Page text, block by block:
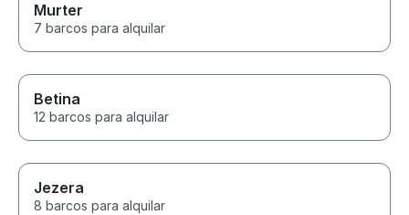
Murter
7 barcos para alquilar
Betina
12 barcos para alquilar
Jezera
8 barcos para alquilar